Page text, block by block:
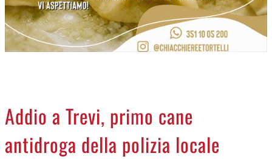
ACCEDI
Addio a Trevi, primo cane
antidroga della polizia locale